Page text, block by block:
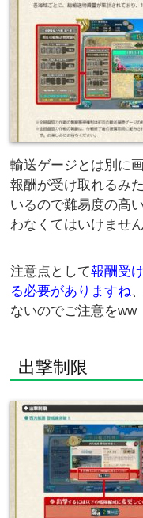
輸送ゲージとは別に
報酬が受け取れるみ
いるので難易度の高
わなくてはいけませ
注意点として報酬受
る必要がありますね
ないのでご注意をww
出撃制限